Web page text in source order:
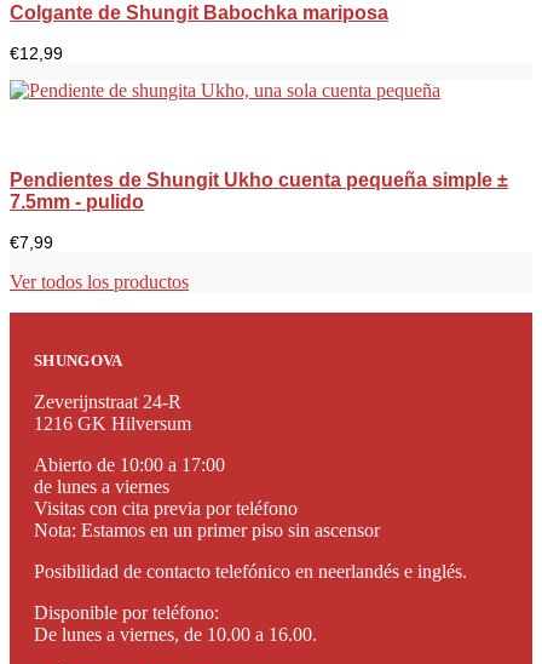
Colgante de Shungit Babochka mariposa
€12,99
Pendientes de Shungit Ukho cuenta pequeña simple ±
7.5mm - pulido
€7,99
Ver todos los productos
SHUNGOVA
Zeverijnstraat 24-R
1216 GK Hilversum
Abierto de 10:00 a 17:00
de lunes a viernes
Visitas con cita previa por teléfono
Nota: Estamos en un primer piso sin ascensor
Posibilidad de contacto telefónico en neerlandés e inglés.
Disponible por teléfono:
De lunes a viernes, de 10.00 a 16.00.